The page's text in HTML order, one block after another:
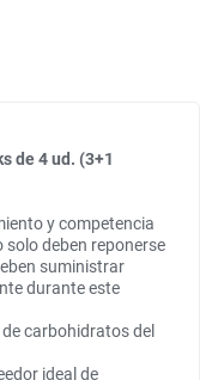
de 4 ud. (3+1
y competencia
solo deben reponerse
suministrar
durante este
carbohidratos del
ideal de